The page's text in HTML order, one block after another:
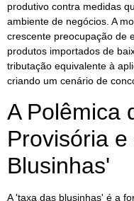
produtivo contra medidas
ambiente de negócios. A
crescente preocupação de
produtos importados de
tributação equivalente à
criando um cenário de
A Polêmica
Provisória
Blusinhas'
A 'taxa das blusinhas' é a